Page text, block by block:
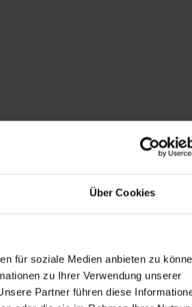
Über Cookies
für soziale Medien anbieten zu
zu Ihrer Verwendung unserer
Partner führen diese